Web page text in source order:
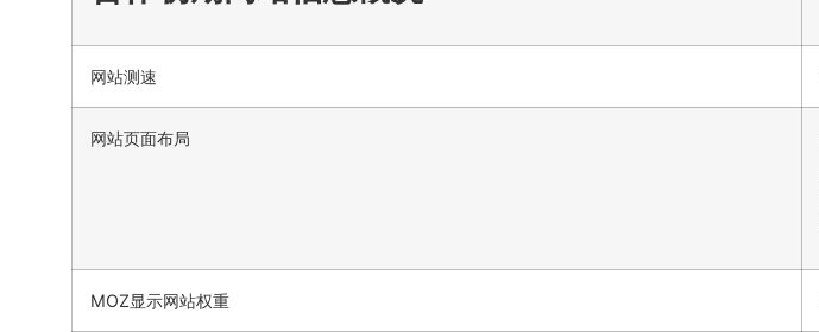
网站测速
网站页面布局
MOZ显示网站权重